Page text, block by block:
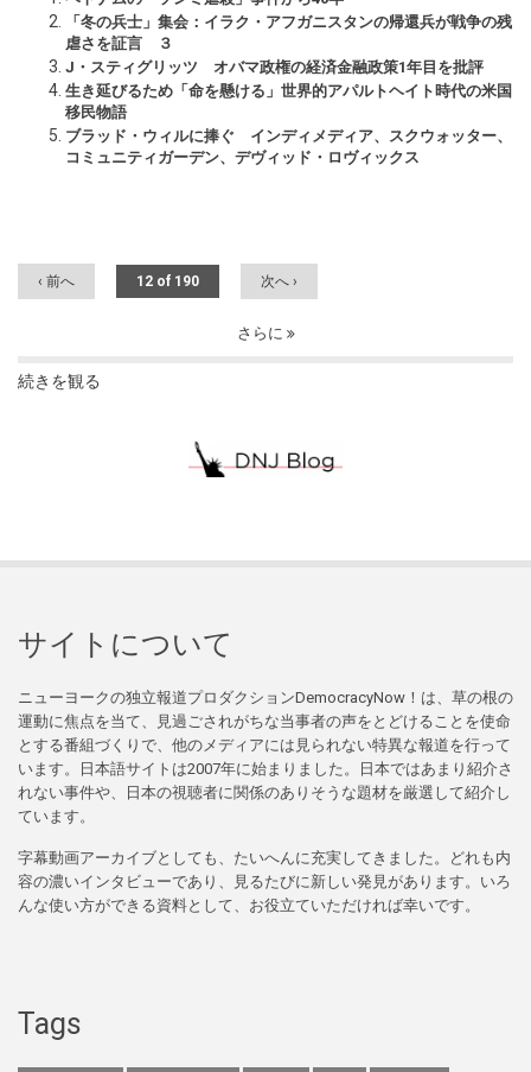
「冬の兵士」集会：イラク・アフガニスタンの帰還兵が戦争の残
虐さを証言 ３
J・スティグリッツ オバマ政権の経済金融政策1年目を批評
生き延びるため「命を懸ける」世界的アパルトヘイト時代の米国
移民物語
ブラッド・ウィルに捧ぐ インディメディア、スクウォッター、
コミュニティガーデン、デヴィッド・ロヴィックス
‹ 前へ 12 of 190 次へ ›
さらに
続きを観る
サイトについて
ニューヨークの独立報道プロダクションDemocracyNow！は、草の根の
運動に焦点を当て、見過ごされがちな当事者の声をとどけることを使命
とする番組づくりで、他のメディアには見られない特異な報道を行って
います。日本語サイトは2007年に始まりました。日本ではあまり紹介さ
れない事件や、日本の視聴者に関係のありそうな題材を厳選して紹介し
ています。
字幕動画アーカイブとしても、たいへんに充実してきました。どれも内
容の濃いインタビューであり、見るたびに新しい発見があります。いろ
んな使い方ができる資料として、お役立ていただければ幸いです。
Tags